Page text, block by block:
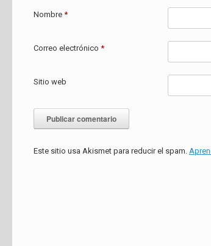
Nombre *
Correo electrónico *
Sitio web
Este sitio usa Akismet para reducir el spam.